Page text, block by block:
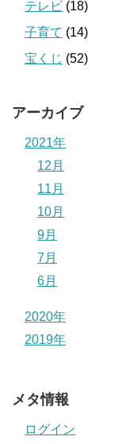
テレビ (18)
子育て (14)
宝くじ (52)
アーカイブ
2021年
12月
11月
10月
9月
7月
6月
2020年
2019年
メタ情報
ログイン